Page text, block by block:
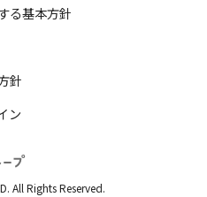
る基本方針
針
ン
All Rights Reserved.